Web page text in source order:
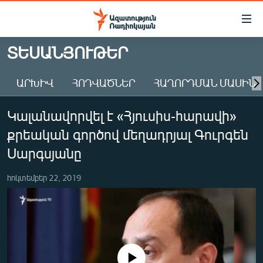
Մատչելիության
Անցնել
հիմնական
Անցնել
հիմնական
մենյուին
Որոնում
ԱԶԱՏՈՒԹՅՈՒՆ TV
ՀԱՅԱՍՏԱՆ
ԸՆՏՐՈՒԹՅՈՒՆՆԵՐ 2026
ԻՐԱՎՈՒՆՔ
ՏՆՏԵՍՈՒԹՅՈՒՆ
ՂԱՐԱԲԱՂ
ՊԱՏԵՐԱԶՄԻ 6 ՇԱԲԱԹՆԵՐԸ
ՏԵՍԱՆՅՈՒԹԵՐ
ԱՐԽԻՎ ՀՈԴՎԱԾՆԵՐ ՀԱՂՈՐԴՄԱՆ ՄԱՍԻՆ
Կալանավորվել է «Հյուսիս-հարավի»
քրեական գործով մեղադրյալ Գուրգեն
Սարգսյանը
հոկտեմբեր 22, 2019
No media source currently available